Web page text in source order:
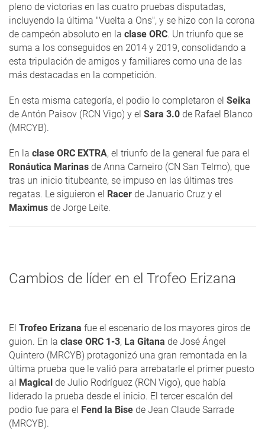
pleno de victorias en las cuatro pruebas disputadas,
incluyendo la última "Vuelta a Ons", y se hizo con la corona
de campeón absoluto en la clase ORC. Un triunfo que se
suma a los conseguidos en 2014 y 2019, consolidando a
esta tripulación de amigos y familiares como una de las
más destacadas en la competición.
En esta misma categoría, el podio lo completaron el Seika
de Antón Paisov (RCN Vigo) y el Sara 3.0 de Rafael Blanco
(MRCYB).
En la clase ORC EXTRA, el triunfo de la general fue para el
Ronáutica Marinas de Anna Carneiro (CN San Telmo), que
tras un inicio titubeante, se impuso en las últimas tres
regatas. Le siguieron el Racer de Januario Cruz y el
Maximus de Jorge Leite.
Cambios de líder en el Trofeo Erizana
El Trofeo Erizana fue el escenario de los mayores giros de
guion. En la clase ORC 1-3, La Gitana de José Ángel
Quintero (MRCYB) protagonizó una gran remontada en la
última prueba que le valió para arrebatarle el primer puesto
al Magical de Julio Rodríguez (RCN Vigo), que había
liderado la prueba desde el inicio. El tercer escalón del
podio fue para el Fend la Bise de Jean Claude Sarrade
(MRCYB).